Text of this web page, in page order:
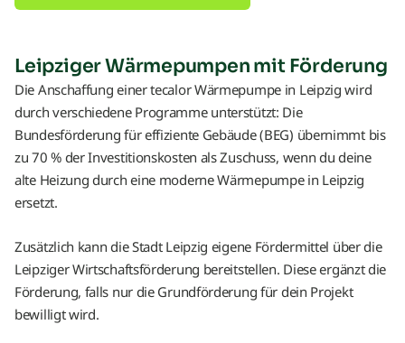
Leipziger Wärmepumpen mit Förderung
Die Anschaffung einer tecalor Wärmepumpe in Leipzig wird
durch verschiedene Programme unterstützt: Die
Bundesförderung für effiziente Gebäude (BEG) übernimmt bis
zu 70 % der Investitionskosten als Zuschuss, wenn du deine
alte Heizung durch eine moderne Wärmepumpe in Leipzig
ersetzt.
Zusätzlich kann die Stadt Leipzig eigene Fördermittel über die
Leipziger Wirtschaftsförderung bereitstellen. Diese ergänzt die
Förderung, falls nur die Grundförderung für dein Projekt
bewilligt wird.